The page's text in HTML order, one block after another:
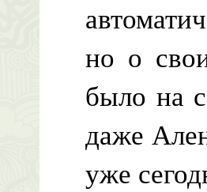
но о
было на
даже
уже